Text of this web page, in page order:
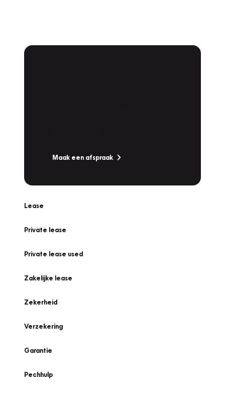
Maak een afspraak
Lease
Private lease
Private lease used
Zakelijke lease
Zekerheid
Verzekering
Garantie
Pechhulp